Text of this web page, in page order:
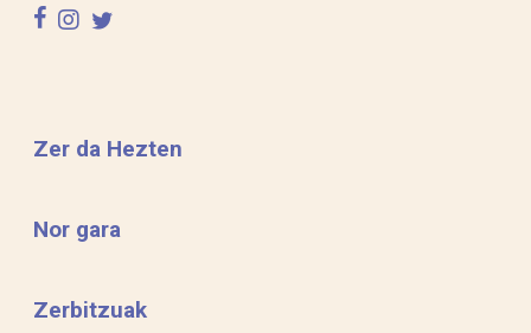
facebook
instagram
twitter
Zer da Hezten
Nor gara
Zerbitzuak